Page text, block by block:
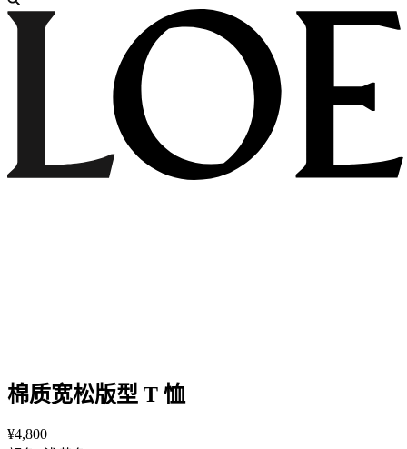
棉质宽松版型 T 恤
¥4,800